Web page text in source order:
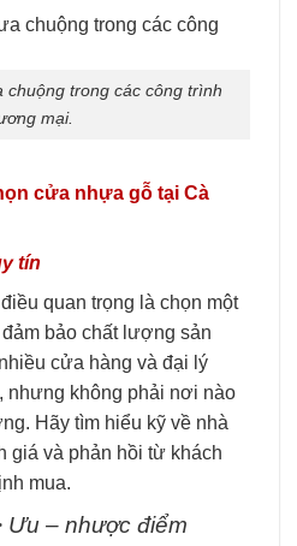
trong các công trình
mại.
cửa nhựa gỗ tại Cà
tín
quan trọng là chọn một
bảo chất lượng sản
cửa hàng và đại lý
nhưng không phải nơi nào
Hãy tìm hiểu kỹ về nhà
giá và phản hồi từ khách
mua.
Ưu – nhược điểm